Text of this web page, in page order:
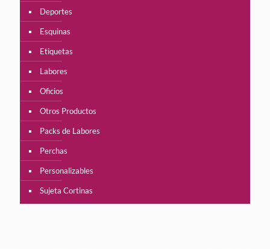
Deportes
Esquinas
Etiquetas
Labores
Oficios
Otros Productos
Packs de Labores
Perchas
Personalizables
Sujeta Cortinas